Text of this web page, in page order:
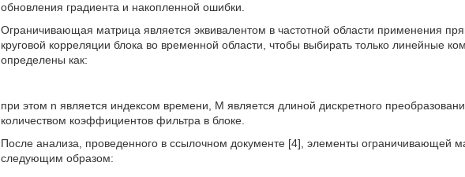
обновления градиента и накопленной ошибки.
Ограничивающая матрица является эквивалентом в частотной области применения
круговой корреляции блока во временной области, чтобы выбирать только линейные
определены как:
при этом n является индексом времени, M является длиной дискретного
количеством коэффициентов фильтра в блоке.
После анализа, проведенного в ссылочном документе [4], элементы ограничивающей
следующим образом: